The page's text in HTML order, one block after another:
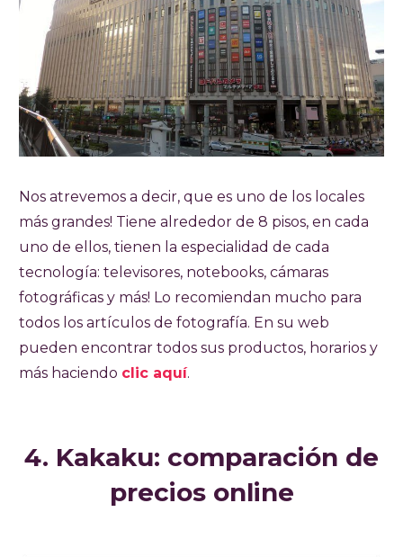
Nos atrevemos a decir, que es uno de los locales
más grandes! Tiene alrededor de 8 pisos, en cada
uno de ellos, tienen la especialidad de cada
tecnología: televisores, notebooks, cámaras
fotográficas y más! Lo recomiendan mucho para
todos los artículos de fotografía. En su web
pueden encontrar todos sus productos, horarios y
más haciendo clic aquí.
4. Kakaku: comparación de
precios online